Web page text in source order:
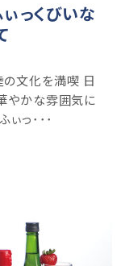
っくびいな
文化を満喫 日
やかな雰囲気に
ぃっ･･･